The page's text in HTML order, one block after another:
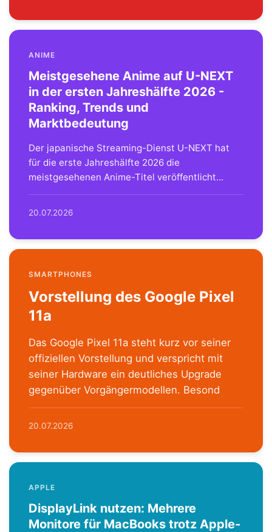
ANIME
Meistgesehene Anime auf U-NEXT
in der ersten Jahreshälfte 2026 -
Ranking, Trends und
Marktbedeutung
Der japanische Streaming-Dienst U-NEXT hat
für die erste Jahreshälfte 2026 die
meistgesehenen Anime-Titel veröffentlicht...
20.07.2026
SMARTPHONES
Vorstellung des Google Pixel
11a
Das Google Pixel 11a steht kurz vor seiner
offiziellen Vorstellung und verspricht mit
seiner Hardware ein deutliches Upgrade
gegenüber Vorgängermodellen. Besond
20.07.2026
APPLE
DisplayLink nutzen: Mehrere
Monitore für MacBooks trotz Apple-